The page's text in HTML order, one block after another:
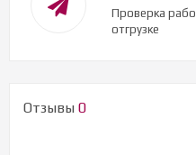
Проверка
отгрузке
Отзывы 0